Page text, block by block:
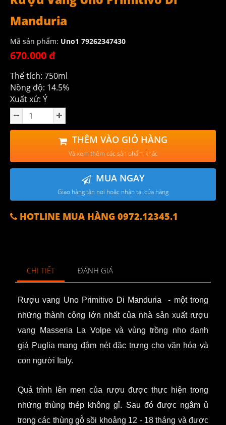
Manduria
Mã sản phẩm: Uno1 79262347430
670.000 đ
Thể tích: 750ml
Nồng độ: 14.5%
Xuất xứ: Ý
THÊM VÀO GIỎ HÀNG
Và xem thêm các sản phẩm khác
MUA NGAY
Giao hàng tận nơi hoặc nhận tại cửa hàng
HOTLINE MUA HÀNG 0972.12345.1
CHI TIẾT ĐÁNH GIÁ
Rượu vang Uno Primitivo Di Manduria - một trong
những thành công lớn nhất của nhà sản xuất rượu
vang Masseria La Volpe và vùng trồng nho danh
giá Puglia mang đậm nét đặc trưng cho văn hóa và
con người Italy.
Quá trình lên men của rượu được thực hiện trong
những thùng thép không gỉ. Sau đó được ngâm ủ
trong các thùng gỗ sồi khoảng 12 - 18 tháng và được